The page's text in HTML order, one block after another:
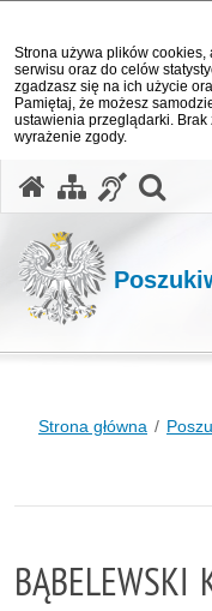
Strona używa plików cookies,
serwisu oraz do celów
zgadzasz się na ich użycie
Pamiętaj, że możesz
ustawienia przeglądarki.
wyrażenie zgody.
Strona główna
BĄBELEWSKI